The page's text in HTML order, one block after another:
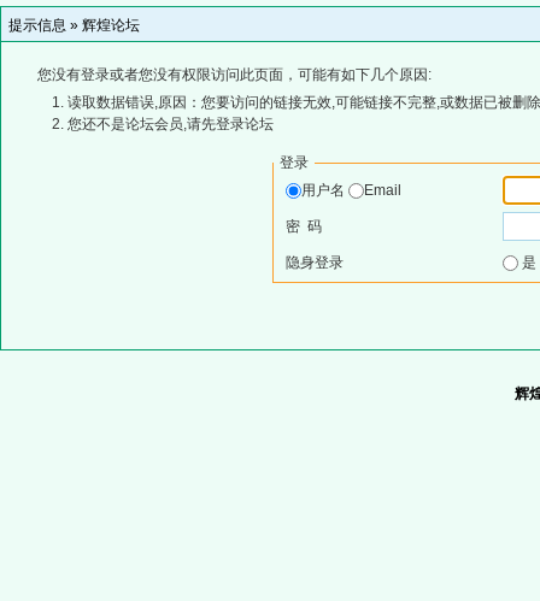
提示信息 » 辉煌论坛
您没有登录或者您没有权限访问此页面，可能有如下几个原因:
读取数据错误,原因：您要访问的链接无效,可能链接不完整,或数据已被删
您还不是论坛会员,请先登录论坛
登录
用户名
Email
密 码
隐身登录
辉